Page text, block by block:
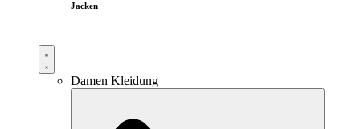
Jacken
Damen Kleidung